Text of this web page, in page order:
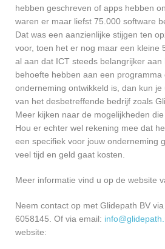
hebben geschreven of apps hebben
waren er maar liefst 75.000 software
Dat was een aanzienlijke stijgen ten
voor, toen het er nog maar een kleine
al aan dat ICT steeds belangrijker
behoefte hebben aan een
onderneming ontwikkeld is, dan kun
van het desbetreffende bedrijf zoals
Meer kijken naar de mogelijkheden
Hou er echter wel rekening mee dat
een specifiek voor jouw onderneming
veel tijd en geld gaat kosten.
Meer informatie vind u op de website
Neem contact op met Glidepath BV
6058145. Of via email:
website: